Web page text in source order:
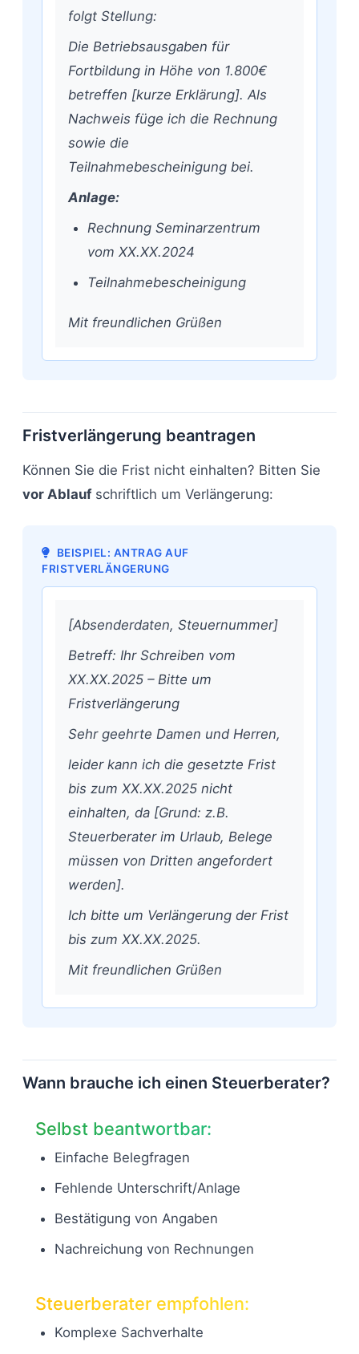
folgt Stellung:
Die Betriebsausgaben für
Fortbildung in Höhe von 1.800€
betreffen [kurze Erklärung]. Als
Nachweis füge ich die Rechnung
sowie die
Teilnahmebescheinigung bei.
Anlage:
Rechnung Seminarzentrum
vom XX.XX.2024
Teilnahmebescheinigung
Mit freundlichen Grüßen
Fristverlängerung beantragen
Können Sie die Frist nicht einhalten? Bitten Sie
vor Ablaufschriftlich um Verlängerung:
BEISPIEL: ANTRAG AUF
FRISTVERLÄNGERUNG
[Absenderdaten, Steuernummer]
Betreff: Ihr Schreiben vom
XX.XX.2025 – Bitte um
Fristverlängerung
Sehr geehrte Damen und Herren,
leider kann ich die gesetzte Frist
bis zum XX.XX.2025 nicht
einhalten, da [Grund: z.B.
Steuerberater im Urlaub, Belege
müssen von Dritten angefordert
werden].
Ich bitte um Verlängerung der Frist
bis zum XX.XX.2025.
Mit freundlichen Grüßen
Wann brauche ich einen Steuerberater?
Selbst beantwortbar:
Einfache Belegfragen
Fehlende Unterschrift/Anlage
Bestätigung von Angaben
Nachreichung von Rechnungen
Steuerberater empfohlen:
Komplexe Sachverhalte